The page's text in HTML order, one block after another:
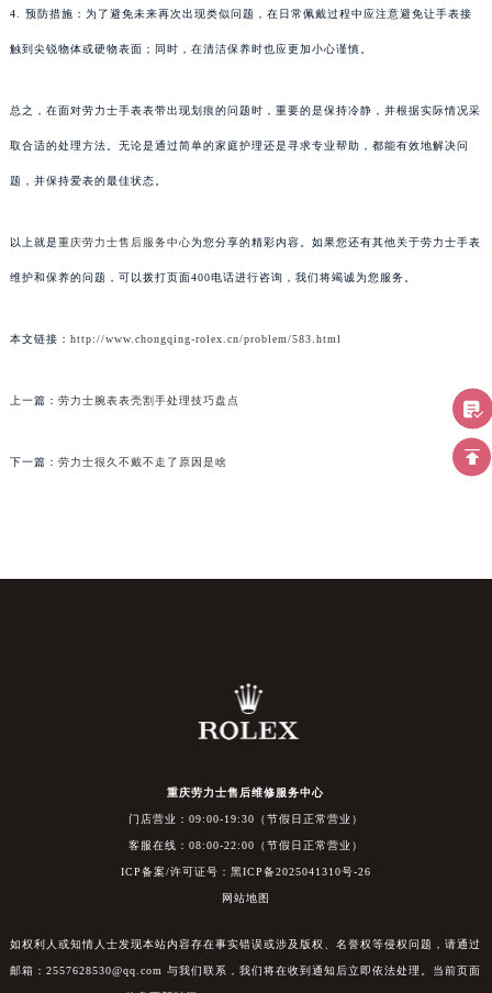
4. 预防措施：为了避免未来再次出现类似问题，在日常佩戴过程中应注意避免让手表接
触到尖锐物体或硬物表面；同时，在清洁保养时也应更加小心谨慎。
总之，在面对劳力士手表表带出现划痕的问题时，重要的是保持冷静，并根据实际情况采
取合适的处理方法。无论是通过简单的家庭护理还是寻求专业帮助，都能有效地解决问
题，并保持爱表的最佳状态。
以上就是重庆劳力士售后服务中心为您分享的精彩内容。如果您还有其他关于劳力士手表
维护和保养的问题，可以拨打页面400电话进行咨询，我们将竭诚为您服务。
本文链接： http://www.chongqing-rolex.cn/problem/583.html
上一篇： 劳力士腕表表壳割手处理技巧盘点
下一篇： 劳力士很久不戴不走了原因是啥
重庆劳力士售后维修服务中心
门店营业：09:00-19:30（节假日正常营业）
客服在线：08:00-22:00（节假日正常营业）
ICP备案/许可证号：黑ICP备2025041310号-26
网站地图
如权利人或知情人士发现本站内容存在事实错误或涉及版权、名誉权等侵权问题，请通过
邮箱：2557628530@qq.com 与我们联系，我们将在收到通知后立即依法处理。当前页面